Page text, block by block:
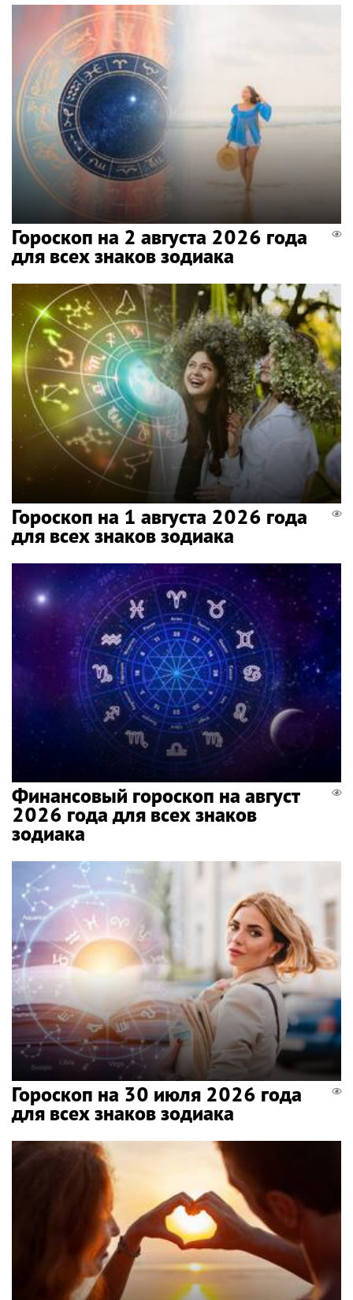
Гороскоп на 2 августа 2026 года
для всех знаков зодиака
Гороскоп на 1 августа 2026 года
для всех знаков зодиака
Финансовый гороскоп на август
2026 года для всех знаков
зодиака
Гороскоп на 30 июля 2026 года
для всех знаков зодиака